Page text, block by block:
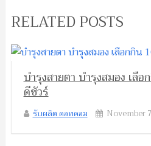
RELATED POSTS
บำรุงสายตา บำรุงสมอง เลื
ดีชัวร์
รับผลิต ดอทคอม November